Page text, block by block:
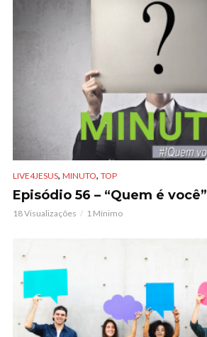
LIVE4JESUS, MINUTO, TOP
Episódio 56 – “Quem é você”
18 Visualizações 1 Mínimo